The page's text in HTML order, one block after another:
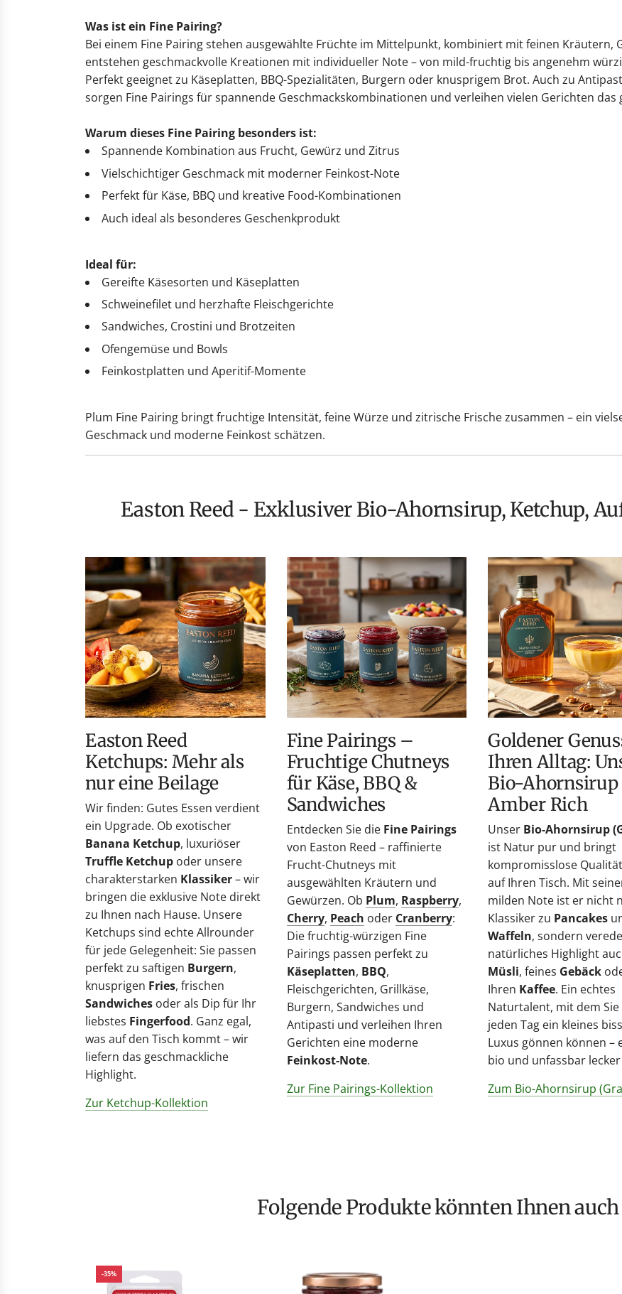
Was ist ein Fine Pairing?
Bei einem Fine Pairing stehen ausgewählte Früchte im Mittelpunkt, kombiniert mit feinen Kräutern,
entstehen geschmackvolle Kreationen mit individueller Note – von mild-fruchtig bis angenehm
Perfekt geeignet zu Käseplatten, BBQ-Spezialitäten, Burgern oder knusprigem Brot. Auch zu
sorgen Fine Pairings für spannende Geschmackskombinationen und verleihen vielen Gerichten das
Warum dieses Fine Pairing besonders ist:
Spannende Kombination aus Frucht, Gewürz und Zitrus
Vielschichtiger Geschmack mit moderner Feinkost-Note
Perfekt für Käse, BBQ und kreative Food-Kombinationen
Auch ideal als besonderes Geschenkprodukt
Ideal für:
Gereifte Käsesorten und Käseplatten
Schweinefilet und herzhafte Fleischgerichte
Sandwiches, Crostini und Brotzeiten
Ofengemüse und Bowls
Feinkostplatten und Aperitif-Momente
Plum Fine Pairing bringt fruchtige Intensität, feine Würze und zitrische Frische zusammen – ein
Geschmack und moderne Feinkost schätzen.
Easton Reed - Exklusiver Bio-Ahornsirup, Ketchup,
Easton
Reed
Ketchups:
Mehr
als
nur
eine
Beilage
Easton Reed
Ketchups: Mehr als
nur eine Beilage
Wir finden: Gutes Essen verdient
ein Upgrade. Ob exotischer
Banana Ketchup, luxuriöser
Truffle Ketchup oder unsere
charakterstarken Klassiker– wir
bringen die exklusive Note direkt
zu Ihnen nach Hause. Unsere
Ketchups sind echte Allrounder
für jede Gelegenheit: Sie passen
perfekt zu saftigen Burgern,
knusprigen Fries, frischen
Sandwiches oder als Dip für Ihr
liebstes Fingerfood. Ganz egal,
was auf den Tisch kommt – wir
liefern das geschmackliche
Highlight.
Zur Ketchup-Kollektion
Fine
Pairings
–
Fruchtige
Chutneys
für
Käse,
BBQ
&
Fine Pairings –
Fruchtige Chutneys
für Käse, BBQ &
Sandwiches
Entdecken Sie die Fine Pairings
von Easton Reed – raffinierte
Frucht-Chutneys mit
ausgewählten Kräutern und
Gewürzen. Ob Plum, Raspberry,
Cherry, Peach oder Cranberry:
Die fruchtig-würzigen Fine
Pairings passen perfekt zu
Käseplatten, BBQ,
Fleischgerichten, Grillkäse,
Burgern, Sandwiches und
Antipasti und verleihen Ihren
Gerichten eine moderne
Feinkost-Note.
Zur Fine Pairings-Kollektion
Goldener
Genuss
für
Ihren
Alltag:
Unser
Bio-
Ahornsirup
Amber
Goldener Genuss für
Ihren Alltag:
Bio-Ahornsirup
Amber Rich
Unser Bio-Ahornsirup
ist Natur pur und bringt
kompromisslose
auf Ihren Tisch. Mit
milden Note ist er nicht
Klassiker zu Pancakes
Waffeln, sondern
natürliches Highlight
Müsli, feines Gebäck
Ihren Kaffee. Ein echtes
Naturtalent, mit dem Sie
jeden Tag ein kleines
Luxus gönnen können –
bio und unfassbar lecker
Zum Bio-Ahornsirup
Folgende Produkte könnten Ihnen
-35%